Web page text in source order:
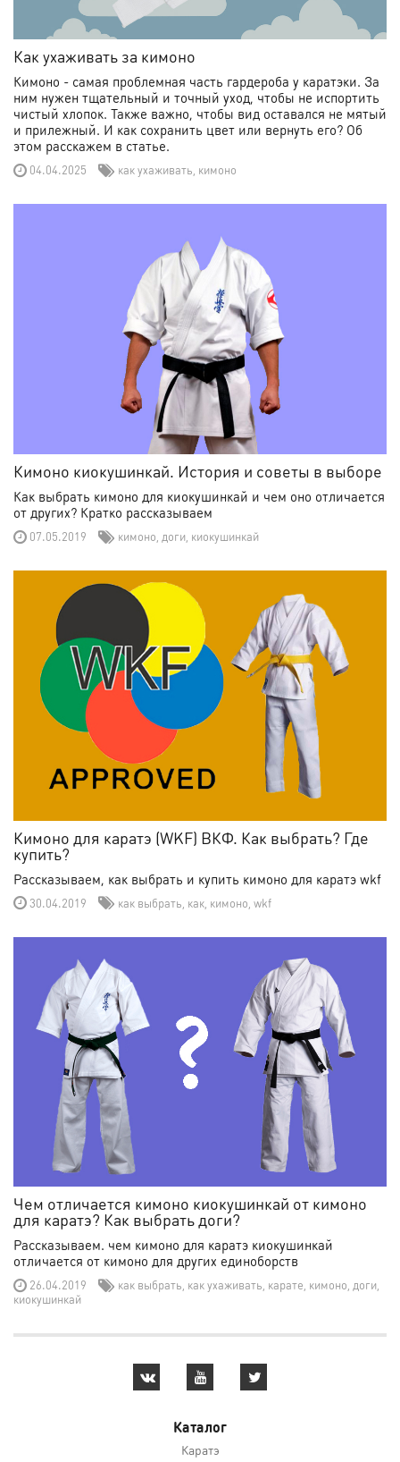
Как ухаживать за кимоно
Кимоно - самая проблемная часть гардероба у каратэки. За
ним нужен тщательный и точный уход, чтобы не испортить
чистый хлопок. Также важно, чтобы вид оставался не мятый
и прилежный. И как сохранить цвет или вернуть его? Об
этом расскажем в статье.
04.04.2025 как ухаживать, кимоно
Кимоно киокушинкай. История и советы в выборе
Как выбрать кимоно для киокушинкай и чем оно отличается
от других? Кратко рассказываем
07.05.2019 кимоно доги киокушинкай
Кимоно для каратэ (WKF) ВКФ. Как выбрать? Где
купить?
Рассказываем, как выбрать и купить кимоно для каратэ wkf
30.04.2019 как выбрать как кимоно wkf
Чем отличается кимоно киокушинкай от кимоно
для каратэ? Как выбрать доги?
Рассказываем. чем кимоно для каратэ киокушинкай
отличается от кимоно для других единоборств
26.04.2019 как выбрать как ухаживать карате кимоно доги
киокушинкай
Каталог
Каратэ